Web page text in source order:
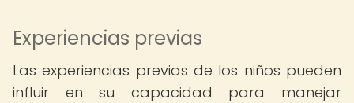
Experiencias previas
Las experiencias previas de los niños pueden
influir en su capacidad para manejar